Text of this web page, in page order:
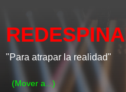
"Para atrapar la realidad"